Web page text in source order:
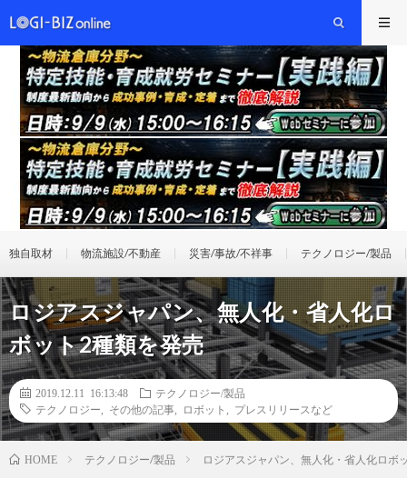
独自取材 物流施設/不動産 災害/事故/不祥事 テクノロジー/製品
ロジアスジャパン、無人化・省人化ロ
ボット2種類を発売
2019.12.11 16:13:48
テクノロジー/製品
テクノロジー
その他の記事 ロボット プレスリリースなど
HOME テクノロジー/製品 ロジアスジャパン、無人化・省人化ロボ